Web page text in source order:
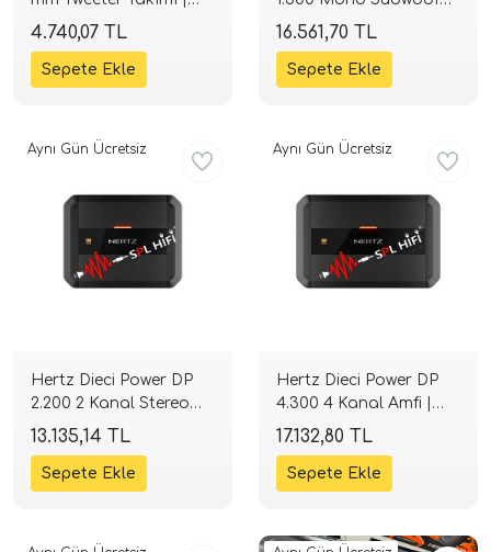
80W Peak 4 Ohm |
SPLHIFI
4.740,07 TL
Amfisi | 590W RMS
Class-D | SPLHIFI
16.561,70 TL
Hertz Dieci Power DP
2.200 2 Kanal Stereo
Amfi | SPLHIFI
13.135,14 TL
Aynı Gün Ücretsiz
Hertz Dieci Power DP
4.300 4 Kanal Amfi |
4x75W RMS Class-AB |
SPLHIFI
17.132,80 TL
Aynı Gün Ücretsiz